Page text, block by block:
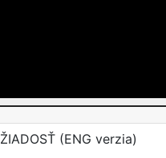
ŽIADOSŤ (ENG verzia)